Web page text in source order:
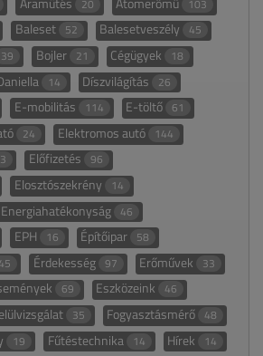
20 103
Baleset 52 Balesetveszély 45
39 Bojler 21 Cégügyek 18
14 Díszvilágítás 26
E-mobilitás 114 E-töltő 61
24 Elektromos autó 144
Előfizetés 96
Elosztószekrény 14
Energiahatékonyság 46
EPH 16 Építőipar 58
45 Érdekesség 97 Erőművek 33
69 Eszközeink 46
35 Fogyasztásmérő 48
19 Fűtéstechnika 14 Hírek 14